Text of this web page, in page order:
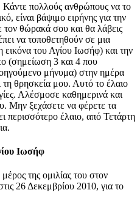
Κάντε πολλούς ανθρώπους να το
είναι βάψιμο ειρήνης για την
τον θώρακά σου και θα λάβεις
να τοποθετηθούν σε μια
εικόνα του Αγίου Ιωσήφ) και την
(σημείωση 3 και 4 που
μήνυμα) στην ημέρα
θρησκεία μου. Αυτό το έλαιο
Αλέσμοσε καθημερινά και
Μην ξεχάσετε να φέρετε τα
περισσότερο έλαιο, από Τετάρτη
Ιωσήφ
μέρος της ομιλίας του στον
26 Δεκεμβρίου 2010, για το